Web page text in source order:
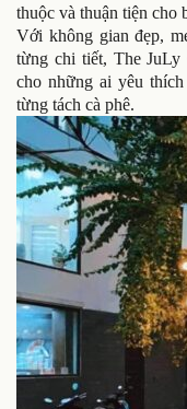
thuộc và thuận tiện cho
Với không gian đẹp,
từng chi tiết, The
cho những ai yêu
từng tách cà phê.